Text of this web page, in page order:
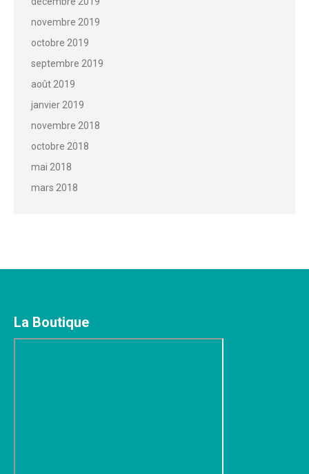
novembre 2019
octobre 2019
septembre 2019
août 2019
janvier 2019
novembre 2018
octobre 2018
mai 2018
mars 2018
La Boutique